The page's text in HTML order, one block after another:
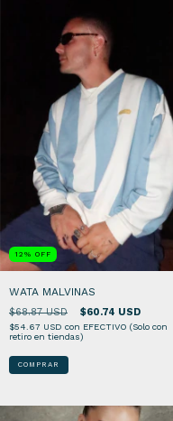
12 % OFF
WATA MALVINAS
$68.87 USD $60.74 USD
$54.67 USD con EFECTIVO (Solo con
retiro en tiendas)
COMPRAR